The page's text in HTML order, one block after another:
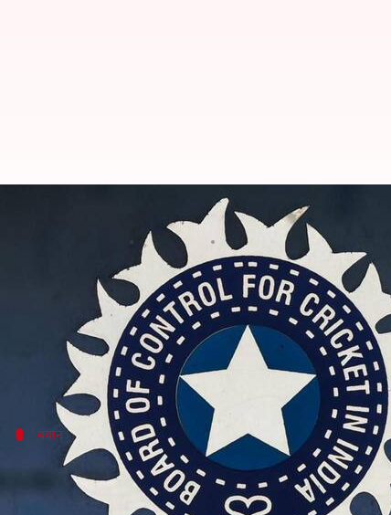
IPL 2020: UAE में BCCI के
Sep 03, 2020 11:08 am
इंडियन प्रीमियर लीग (IPL) की शुरुआत होने में अब
पिछले हफ्ते चेन्नई सुपरकिंग्स (CSK) के दो खिलाड़ियों
बयान
किसी के संपर्क में नहीं आए थे पॉजिटिव
बोर्ड के करीबी सूत्रों के हवाले से समाचार एजेंसीANIने इस